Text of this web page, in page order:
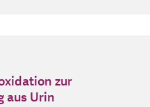
zur
aus Urin